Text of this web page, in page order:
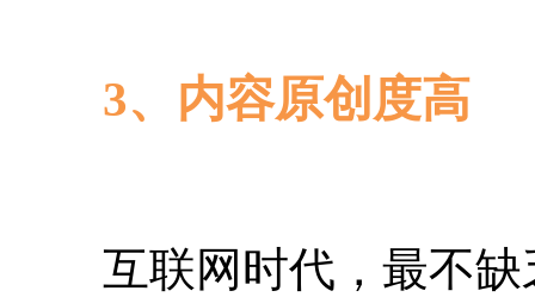
3、内容原创度高
互联网时代，最不缺